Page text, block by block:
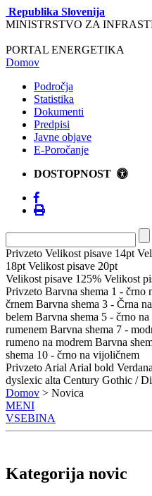
Republika Slovenija
MINISTRSTVO ZA
PORTAL ENERGETIKA
Domov
Področja
Statistika
Dokumenti
Predpisi
Javne objave
E-Poročanje
DOSTOPNOST
Privzeto Velikost pisave 14pt
18pt Velikost pisave 20pt
Velikost pisave 125% Velikost
Privzeto Barvna shema 1 - črno
črnem Barvna shema 3 - Črna
belem Barvna shema 5 - črno na
rumenem Barvna shema 7 -
rumeno na modrem Barvna
shema 10 - črno na vijoličnem
Privzeto Arial Arial bold Verdana
dyslexic alta Century Gothic /
Domov > Novica
MENI
VSEBINA
Kategorija novic